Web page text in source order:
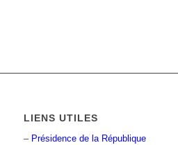
LIENS UTILES
– Présidence de la République